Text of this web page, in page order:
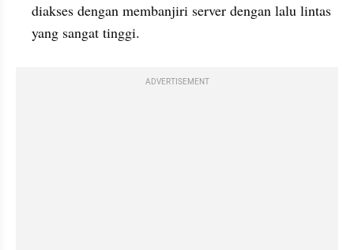
diakses dengan membanjiri server dengan lalu lintas
yang sangat tinggi.
ADVERTISEMENT